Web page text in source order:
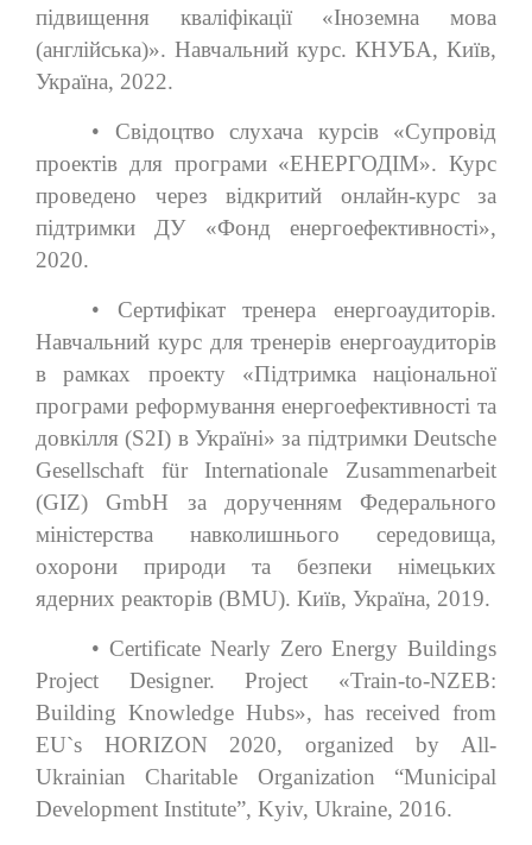
підвищення кваліфікації «Іноземна мова
(англійська)». Навчальний курс. КНУБА, Київ,
Україна, 2022.
• Свідоцтво слухача курсів «Супровід
проектів для програми «ЕНЕРГОДІМ». Курс
проведено через відкритий онлайн-курс за
підтримки ДУ «Фонд енергоефективності»,
2020.
• Сертифікат тренера енергоаудиторів.
Навчальний курс для тренерів енергоаудиторів
в рамках проекту «Підтримка національної
програми реформування енергоефективності та
довкілля (S2I) в Україні» за підтримки Deutsche
Gesellschaft für Internationale Zusammenarbeit
(GIZ) GmbH за дорученням Федерального
міністерства навколишнього середовища,
охорони природи та безпеки німецьких
ядерних реакторів (BMU). Київ, Україна, 2019.
• Certificate Nearly Zero Energy Buildings
Project Designer. Project «Train-to-NZEB:
Building Knowledge Hubs», has received from
EU`s HORIZON 2020, organized by All-
Ukrainian Charitable Organization “Municipal
Development Institute”, Kyiv, Ukraine, 2016.